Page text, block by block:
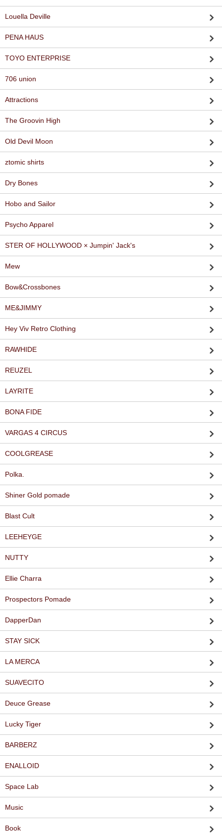
Louella Deville
PENA HAUS
TOYO ENTERPRISE
706 union
Attractions
The Groovin High
Old Devil Moon
ztomic shirts
Dry Bones
Hobo and Sailor
Psycho Apparel
STER OF HOLLYWOOD × Jumpin' Jack's
Mew
Bow&Crossbones
ME&JIMMY
Hey Viv Retro Clothing
RAWHIDE
REUZEL
LAYRITE
BONA FIDE
VARGAS 4 CIRCUS
COOLGREASE
Polka.
Shiner Gold pomade
Blast Cult
LEEHEYGE
NUTTY
Ellie Charra
Prospectors Pomade
DapperDan
STAY SICK
LA MERCA
SUAVECITO
Deuce Grease
Lucky Tiger
BARBERZ
ENALLOID
Space Lab
Music
Book